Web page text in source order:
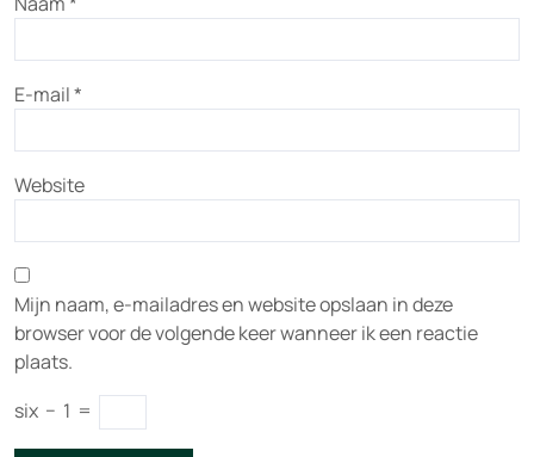
E-mail*
Website
Mijn naam, e-mailadres en website opslaan in deze
browser voor de volgende keer wanneer ik een reactie
plaats.
six − 1 =